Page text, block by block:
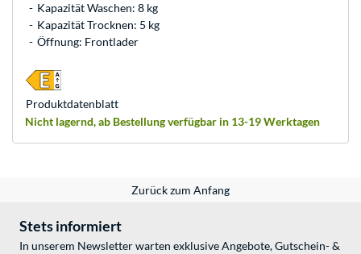
Kapazität Waschen: 8 kg
Kapazität Trocknen: 5 kg
Öffnung: Frontlader
Nicht lagernd, ab Bestellung verfügbar in 13-19 Werktagen
Produkt­datenblatt
Zurück zum Anfang
Stets informiert
In unserem Newsletter warten exklusive Angebote, Gutschein- &